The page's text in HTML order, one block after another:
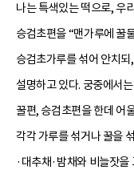
나는 특색있는 떡으로, 우
승검초편을 “맨가루에 꿀
승검초가루를 섞어 안치
설명하고 있다. 궁중에서
꿀편, 승검초편을 한데 어
각각 가루를 섞거나 꿀을
·대추채·밤채와 비늘잣을